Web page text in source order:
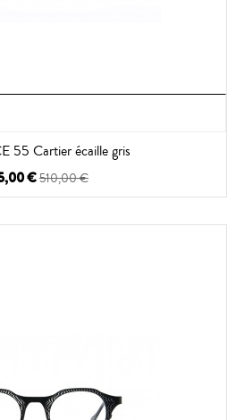
55 Cartier écaille gris
€510,00 €